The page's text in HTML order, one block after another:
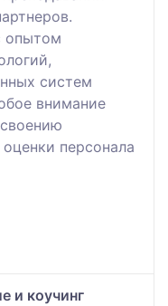
опытом
систем
внимание
персонала
и коучинг